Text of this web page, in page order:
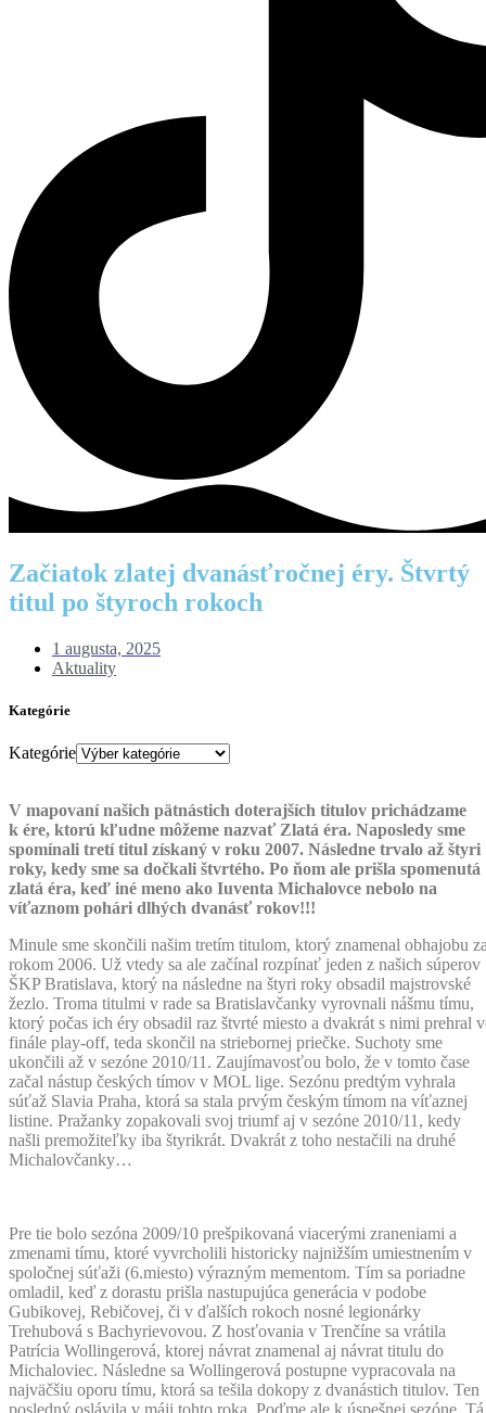
Začiatok zlatej dvanásťročnej éry. Štvrtý
titul po štyroch rokoch
1 augusta, 2025
Aktuality
Kategórie
Kategórie
V mapovaní našich pätnástich doterajších titulov prichádzame
k ére, ktorú kľudne môžeme nazvať Zlatá éra. Naposledy sme
spomínali tretí titul získaný v roku 2007. Následne trvalo až štyri
roky, kedy sme sa dočkali štvrtého. Po ňom ale prišla spomenutá
zlatá éra, keď iné meno ako Iuventa Michalovce nebolo na
víťaznom pohári dlhých dvanásť rokov!!!
Minule sme skončili našim tretím titulom, ktorý znamenal obhajobu
rokom 2006. Už vtedy sa ale začínal rozpínať jeden z našich súperov
ŠKP Bratislava, ktorý na následne na štyri roky obsadil majstrovské
žezlo. Troma titulmi v rade sa Bratislavčanky vyrovnali nášmu tímu,
ktorý počas ich éry obsadil raz štvrté miesto a dvakrát s nimi prehral
finále play-off, teda skončil na striebornej priečke. Suchoty sme
ukončili až v sezóne 2010/11. Zaujímavosťou bolo, že v tomto čase
začal nástup českých tímov v MOL lige. Sezónu predtým vyhrala
súťaž Slavia Praha, ktorá sa stala prvým českým tímom na víťaznej
listine. Pražanky zopakovali svoj triumf aj v sezóne 2010/11, kedy
našli premožiteľky iba štyrikrát. Dvakrát z toho nestačili na druhé
Michalovčanky…
Pre tie bolo sezóna 2009/10 prešpikovaná viacerými zraneniami a
zmenami tímu, ktoré vyvrcholili historicky najnižším umiestnením v
spoločnej súťaži (6.miesto) výrazným mementom. Tím sa poriadne
omladil, keď z dorastu prišla nastupujúca generácia v podobe
Gubikovej, Rebičovej, či v ďalších rokoch nosné legionárky
Trehubová s Bachyrievovou. Z hosťovania v Trenčíne sa vrátila
Patrícia Wollingerová, ktorej návrat znamenal aj návrat titulu do
Michaloviec. Následne sa Wollingerová postupne vypracovala na
najväčšiu oporu tímu, ktorá sa tešila dokopy z dvanástich titulov. Ten